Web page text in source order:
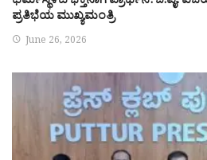
ಪ್ರತಿಭೆಯ ಮುಖ್ಯಮಂತ್ರಿ
June 26, 2026